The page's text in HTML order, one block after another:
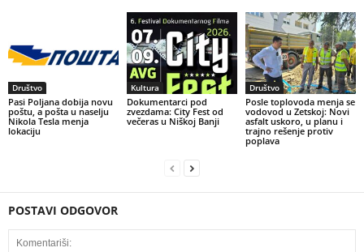
Društvo
Pasi Poljana dobija novu
poštu, a pošta u naselju
Nikola Tesla menja
lokaciju
Kultura
Dokumentarci pod
zvezdama: City Fest od
večeras u Niškoj Banji
Društvo
Posle toplovoda menja se
vodovod u Zetskoj: Novi
asfalt uskoro, u planu i
trajno rešenje protiv
poplava
POSTAVI ODGOVOR